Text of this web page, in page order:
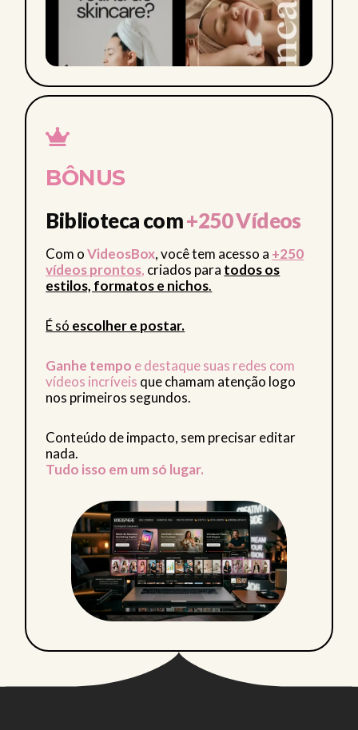
BÔNUS
Biblioteca com+250 Vídeos
Com oVideosBox, você tem acesso a +250
vídeos prontos, criados para todos os
estilos, formatos e nichos.
É só escolher e postar.
Ganhe tempo e destaque suas redes com
vídeos incríveis que chamam atenção logo
nos primeiros segundos.
Conteúdo de impacto, sem precisar editar
nada.
Tudo isso em um só lugar.